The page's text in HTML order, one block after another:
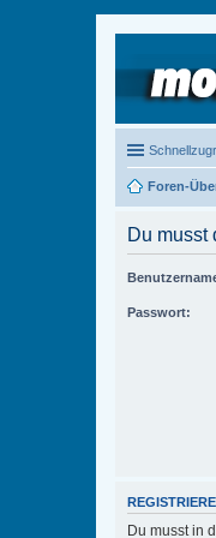
Foren-
Du musst
Passwort:
Du musst in